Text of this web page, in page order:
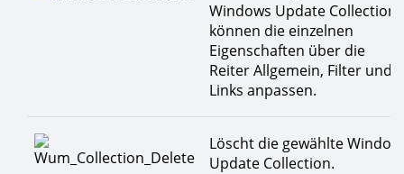
Windows Update Collection.
können die einzelnen
Eigenschaften über die
Reiter Allgemein, Filter und
Links anpassen.
Löscht die gewählte
Update Collection.